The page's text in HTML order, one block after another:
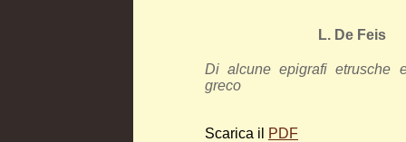
L. De Feis
Di alcune epigrafi etrusche
greco
Scarica il PDF